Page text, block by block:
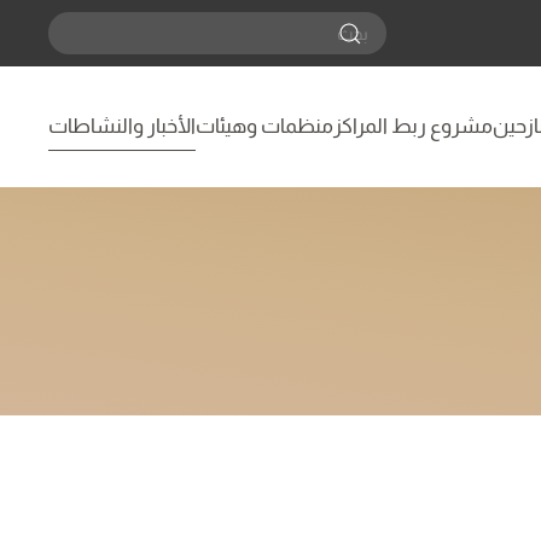
مشروع ربط المراكز منظمات وهيئاتالأخبار والنشاطات